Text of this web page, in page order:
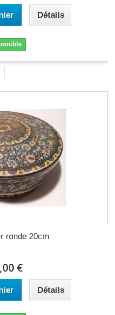
Détails
ronde 20cm
€
Détails